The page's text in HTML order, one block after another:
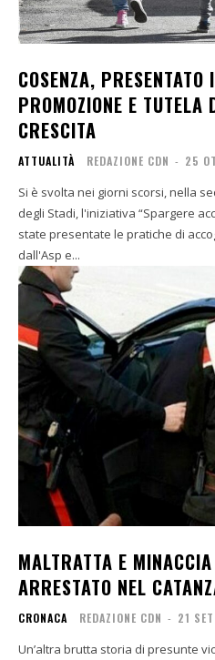
COSENZA,
PROMOZIONE E TUTELA
CRESCITA
ATTUALITÀ REDAZIONE CDN - 25
Si è svolta nei giorni scorsi, nella
degli Stadi, l'iniziativa “Spargere
state presentate le pratiche di
dall'Asp e...
MALTRATTA E
ARRESTATO NEL
CRONACA REDAZIONE CDN - 21
Un’altra brutta storia di presunte